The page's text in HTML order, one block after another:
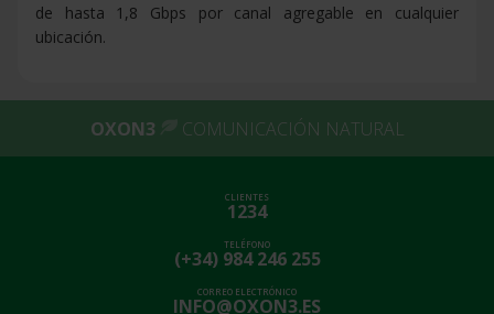
de hasta 1,8 Gbps por canal agregable en cualquier
ubicación.
OXON3 COMUNICACIÓN NATURAL
CLIENTES
1234
TELÉFONO
(+34) 984 246 255
CORREO ELECTRÓNICO
INFO@OXON3.ES